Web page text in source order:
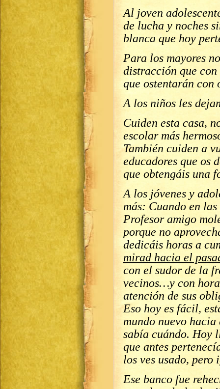
Al joven
de lucha y noches
blanca que hoy
Para los mayores
distracción que
que ostentarán con
A los niños les
Cuiden esta casa,
escolar más
También cuiden a
educadores que os
que obtengáis una
A los jóvenes y
más: Cuando en
Profesor amigo
porque no
dedicáis horas a
mirad hacia el
con el sudor de la
vecinos…y con
atención de sus
Eso hoy es fácil,
mundo nuevo
sabía cuándo. Hoy
que antes
los ves usado,
Ese banco fue